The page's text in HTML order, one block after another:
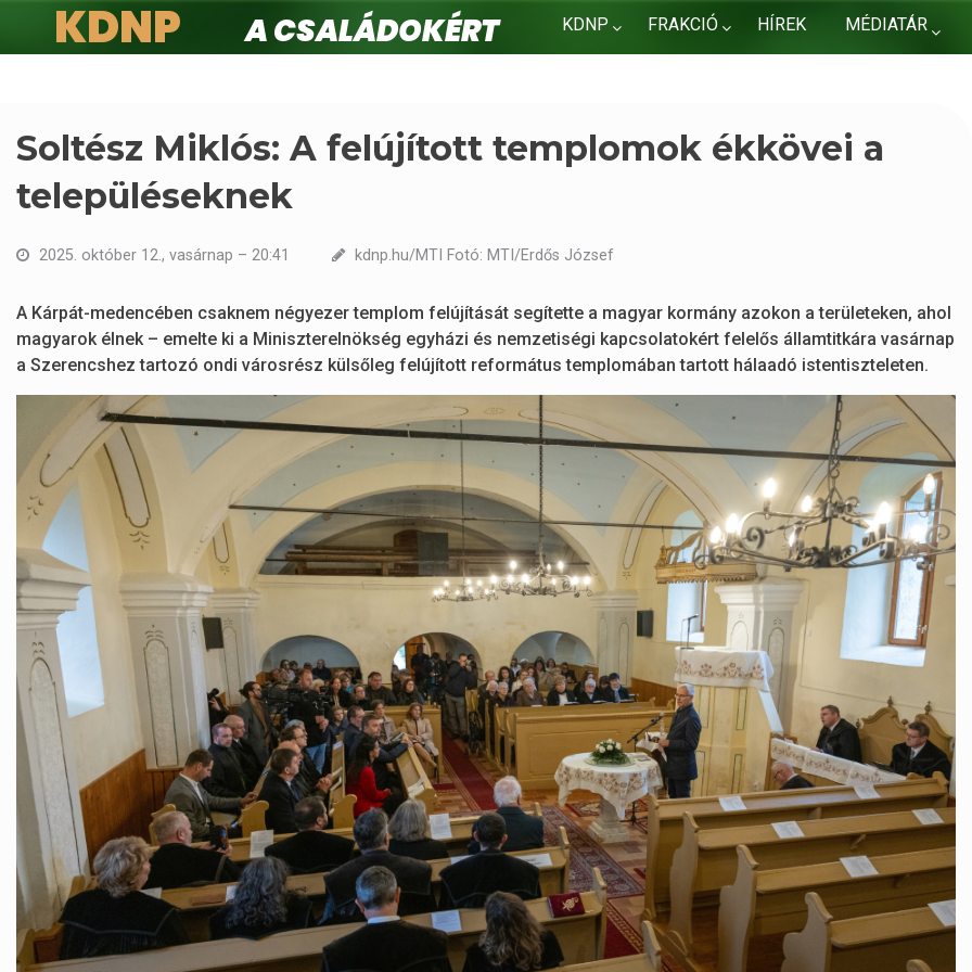
KDNP FRAKCIÓ HÍREK MÉDIATÁR
KDNP
A családokért.
Soltész Miklós: A felújított templomok ékkövei a
településeknek
2025. október 12., vasárnap – 20:41 kdnp.hu/MTI Fotó: MTI/Erdős József
A Kárpát-medencében csaknem négyezer templom felújítását segítette a magyar kormány azokon a területeken, ahol
magyarok élnek – emelte ki a Miniszterelnökség egyházi és nemzetiségi kapcsolatokért felelős államtitkára vasárnap
a Szerencshez tartozó ondi városrész külsőleg felújított református templomában tartott hálaadó istentiszteleten.